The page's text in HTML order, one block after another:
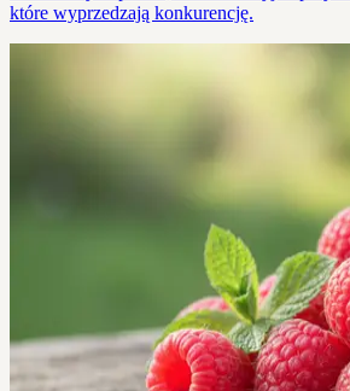
które wyprzedzają konkurencję.